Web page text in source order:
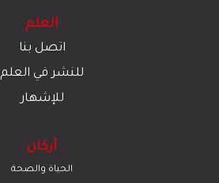
العلم
اتصل بنا
للنشر في العلم
للإشهار
أركان
الحياة والصحة